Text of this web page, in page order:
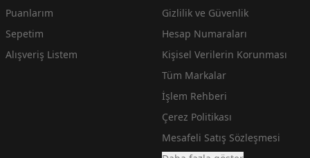
Puanlarım
Sepetim
Alışveriş Listem
Gizlilik ve Güvenlik
Hesap Numaraları
Kişisel Verilerin Korunması
Tüm Markalar
İşlem Rehberi
Çerez Politikası
Mesafeli Satış Sözleşmesi